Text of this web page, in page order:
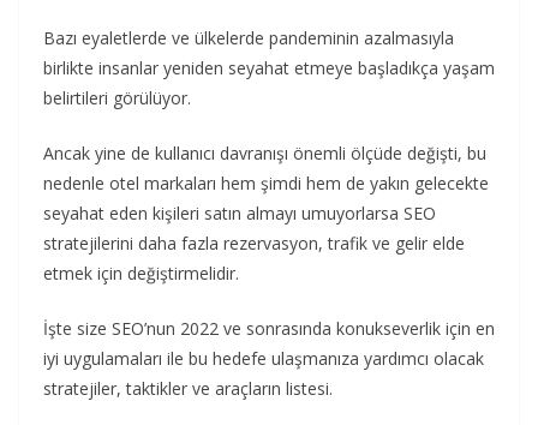
Bazı eyaletlerde ve ülkelerde pandeminin azalmasıyla
birlikte insanlar yeniden seyahat etmeye başladıkça yaşam
belirtileri görülüyor.
Ancak yine de kullanıcı davranışı önemli ölçüde değişti, bu
nedenle otel markaları hem şimdi hem de yakın gelecekte
seyahat eden kişileri satın almayı umuyorlarsa SEO
stratejilerini daha fazla rezervasyon, trafik ve gelir elde
etmek için değiştirmelidir.
İşte size SEO’nun 2022 ve sonrasında konukseverlik için en
iyi uygulamaları ile bu hedefe ulaşmanıza yardımcı olacak
stratejiler, taktikler ve araçların listesi.